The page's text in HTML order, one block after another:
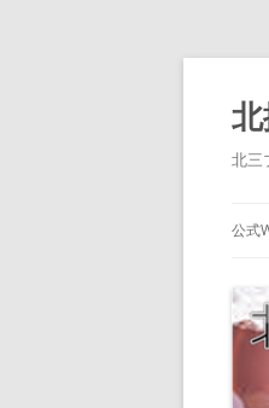
北三
公式